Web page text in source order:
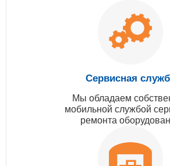
Сервисная
Мы обладаем
мобильной службой
ремонта